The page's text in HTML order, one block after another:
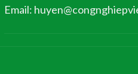
Email: